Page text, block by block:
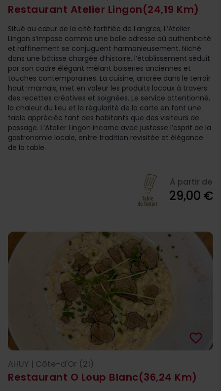
Restaurant Atelier Lingon(24,19 Km)
Situé au cœur de la cité fortifiée de Langres, L’Atelier
Lingon s’impose comme une belle adresse où authenticité
et raffinement se conjuguent harmonieusement. Niché
dans une bâtisse chargée d’histoire, l’établissement séduit
par son cadre élégant mêlant boiseries anciennes et
touches contemporaines. La cuisine, ancrée dans le terroir
haut-marnais, met en valeur les produits locaux à travers
des recettes créatives et soignées. Le service attentionné,
la chaleur du lieu et la régularité de la carte en font une
table appréciée tant des habitants que des visiteurs de
passage. L’Atelier Lingon incarne avec justesse l’esprit de la
gastronomie locale, entre tradition revisitée et élégance
de la table.
À partir de
29,00 €
Restaurant O Loup Blanc(36,24 Km)
favorite_border
AHUY | Côte-d'Or (21)